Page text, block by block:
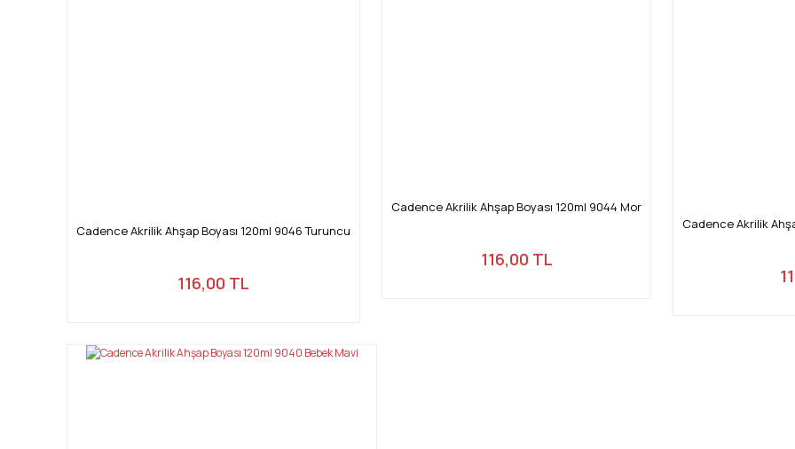
Cadence Akrilik Ahşap Boyası 120ml 9046 Turuncu
116,00 TL
Cadence Akrilik Ahşap Boyası 120ml 9044 Mor
116,00 TL
Cadence Akrilik